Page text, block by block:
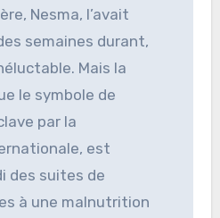
Nesma, l’avait
semaines durant,
Mais la
le symbole de
par la
est
des suites de
à une malnutrition